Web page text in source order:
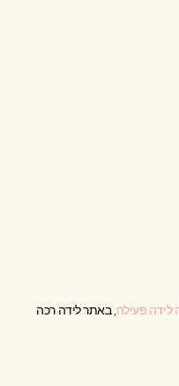
לידה פעילה, באתר לידה רכה